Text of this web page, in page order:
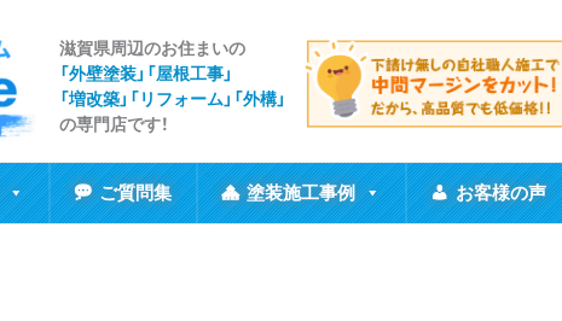
滋賀県周辺のお住まいの
「外壁塗装」「屋根工事」
「増改築」「リフォーム」「外構」
の専門店です！
ご質問集 塗装施工事例 お客様の声